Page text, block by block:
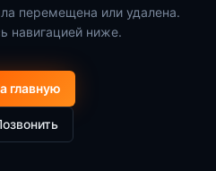
перемещена или удалена.
навигацией ниже.
главную